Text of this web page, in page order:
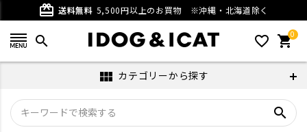
card_giftcard 送料無料 5,500円以上のお買物 ※沖縄・北海道除く
search favorite_outline 0
shopping_cart
view_module カテゴリーから探す
search
ベージュ
グレー
パープル
ブラウン
ホワイト
ブラック
在庫なし商品を表示しない
サイズ